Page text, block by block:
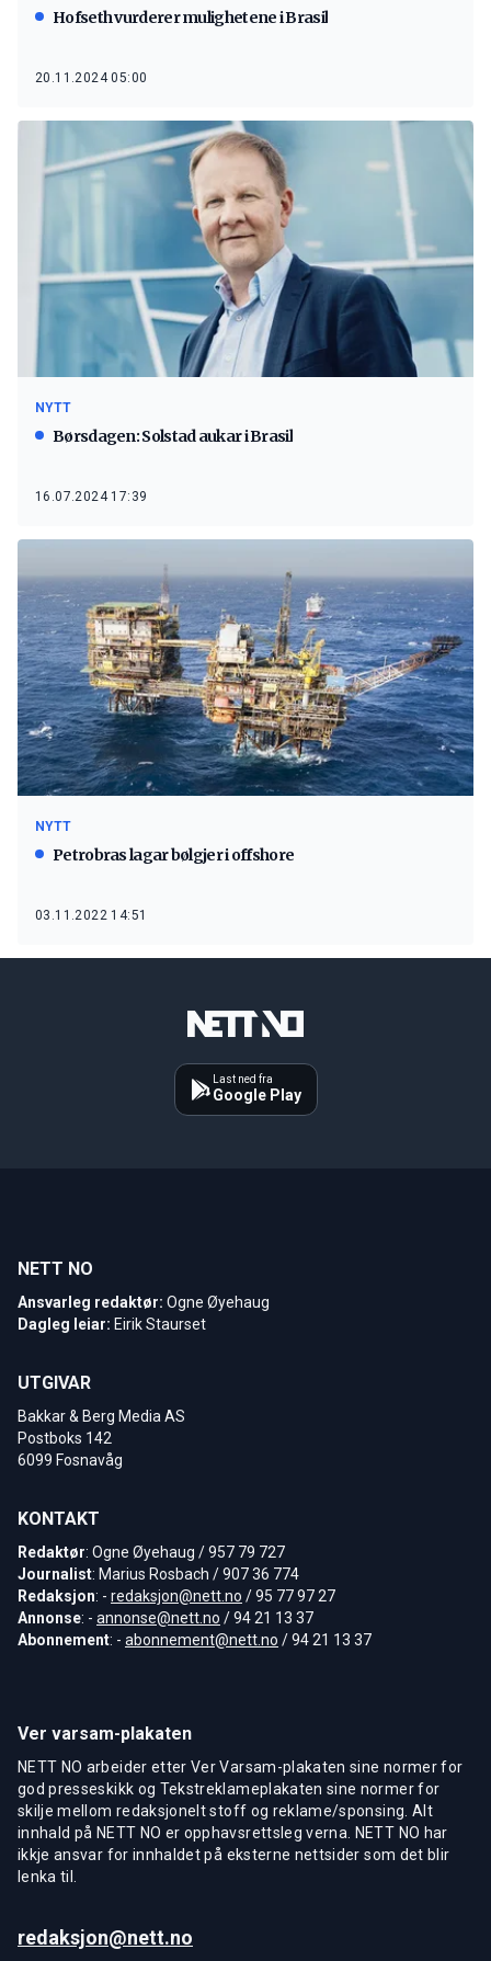
Hofseth vurderer mulighetene i Brasil
20.11.2024 05:00
NYTT
Børsdagen: Solstad aukar i Brasil
16.07.2024 17:39
NYTT
Petrobras lagar bølgjer i offshore
03.11.2022 14:51
Last ned fra
Google Play
NETT NO
Ansvarleg redaktør: Ogne Øyehaug
Dagleg leiar: Eirik Staurset
UTGIVAR
Bakkar & Berg Media AS
Postboks 142
6099 Fosnavåg
KONTAKT
Redaktør: Ogne Øyehaug / 957 79 727
Journalist: Marius Rosbach / 907 36 774
Redaksjon: - redaksjon@nett.no / 95 77 97 27
Annonse: - annonse@nett.no / 94 21 13 37
Abonnement: - abonnement@nett.no / 94 21 13 37
Ver varsam-plakaten
NETT NO arbeider etter Ver Varsam-plakaten sine normer for
god presseskikk og Tekstreklameplakaten sine normer for
skilje mellom redaksjonelt stoff og reklame/sponsing. Alt
innhald på NETT NO er opphavsrettsleg verna. NETT NO har
ikkje ansvar for innhaldet på eksterne nettsider som det blir
lenka til.
redaksjon@nett.no